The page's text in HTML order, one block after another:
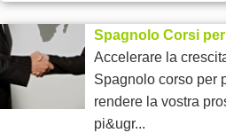
Spagnolo Corsi
Accelerare la
Spagnolo corso per
rendere la vostra
pi&ugr...